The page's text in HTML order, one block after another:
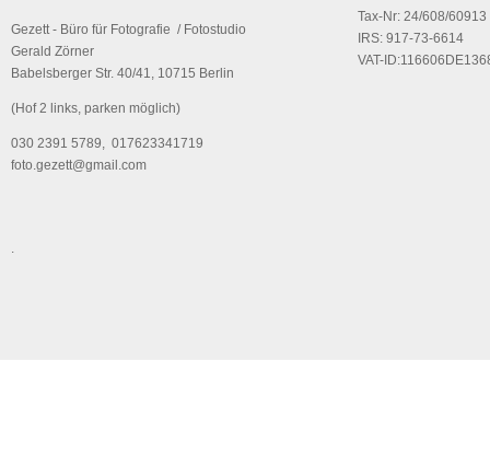
Gezett - Büro für Fotografie / Fotostudio
Gerald Zörner
Babelsberger Str. 40/41, 10715 Berlin
(Hof 2 links, parken möglich)
030 2391 5789, 017623341719
foto.gezett@gmail.com
Tax-Nr: 24/608/60913
IRS: 917-73-6614
VAT-
.